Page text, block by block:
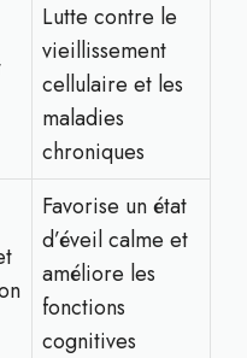
Lutte contre le
vieillissement
cellulaire et les
maladies
chroniques
Favorise un état
d’éveil calme et
améliore les
fonctions
cognitives